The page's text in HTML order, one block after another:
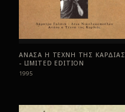
ΑΝΑΣΑ Η ΤΕΧΝΗ ΤΗΣ ΚΑΡΔΙΑΣ
- LIMITED EDITION
1995